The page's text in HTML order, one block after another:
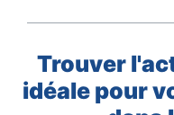
Trouver
idéale pour